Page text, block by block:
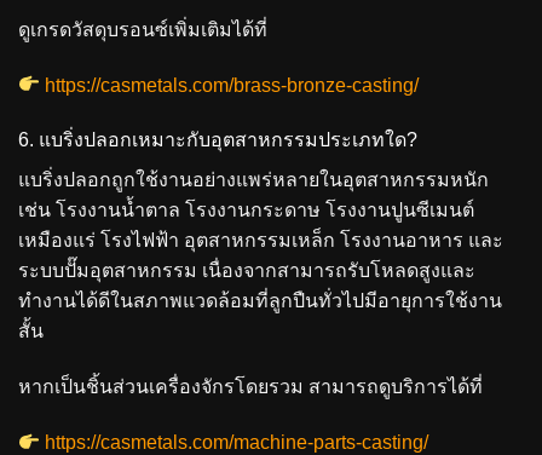
ดูเกรดวัสดุบรอนซ์เพิ่มเติมได้ที่
https://casmetals.com/brass-bronze-casting/
6. แบริ่งปลอกเหมาะกับอุตสาหกรรมประเภทใด?
แบริ่งปลอกถูกใช้งานอย่างแพร่หลายในอุตสาหกรรมหนัก
เช่น โรงงานน้ำตาล โรงงานกระดาษ โรงงานปูนซีเมนต์
เหมืองแร่ โรงไฟฟ้า อุตสาหกรรมเหล็ก โรงงานอาหาร และ
ระบบปั๊มอุตสาหกรรม เนื่องจากสามารถรับโหลดสูงและ
ทำงานได้ดีในสภาพแวดล้อมที่ลูกปืนทั่วไปมีอายุการใช้งาน
สั้น
หากเป็นชิ้นส่วนเครื่องจักรโดยรวม สามารถดูบริการได้ที่
https://casmetals.com/machine-parts-casting/